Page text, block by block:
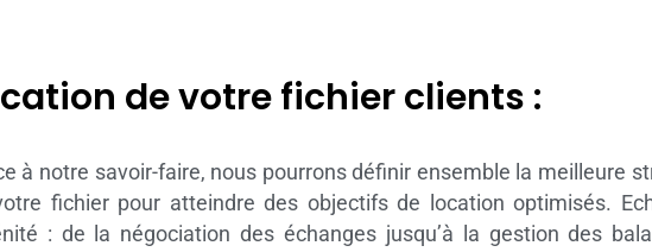
de votre fichier clients :
à notre savoir-faire, nous pourrons définir ensemble la meilleure
fichier pour atteindre des objectifs de location optimisés.
: de la négociation des échanges jusqu’à la gestion des